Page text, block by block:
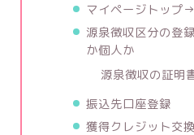
マイページトップ
源泉徴収区分の登
か個人か
源泉徴収の証明
振込先口座登録
獲得クレジット交換